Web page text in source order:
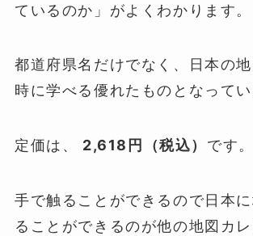
ているのか」がよくわかります。
都道府県名だけでなく、日本の
時に学べる優れたものとなってい
定価は、 2,618円（税込） です。
手で触ることができるので日本
ることができるのが他の地図カ